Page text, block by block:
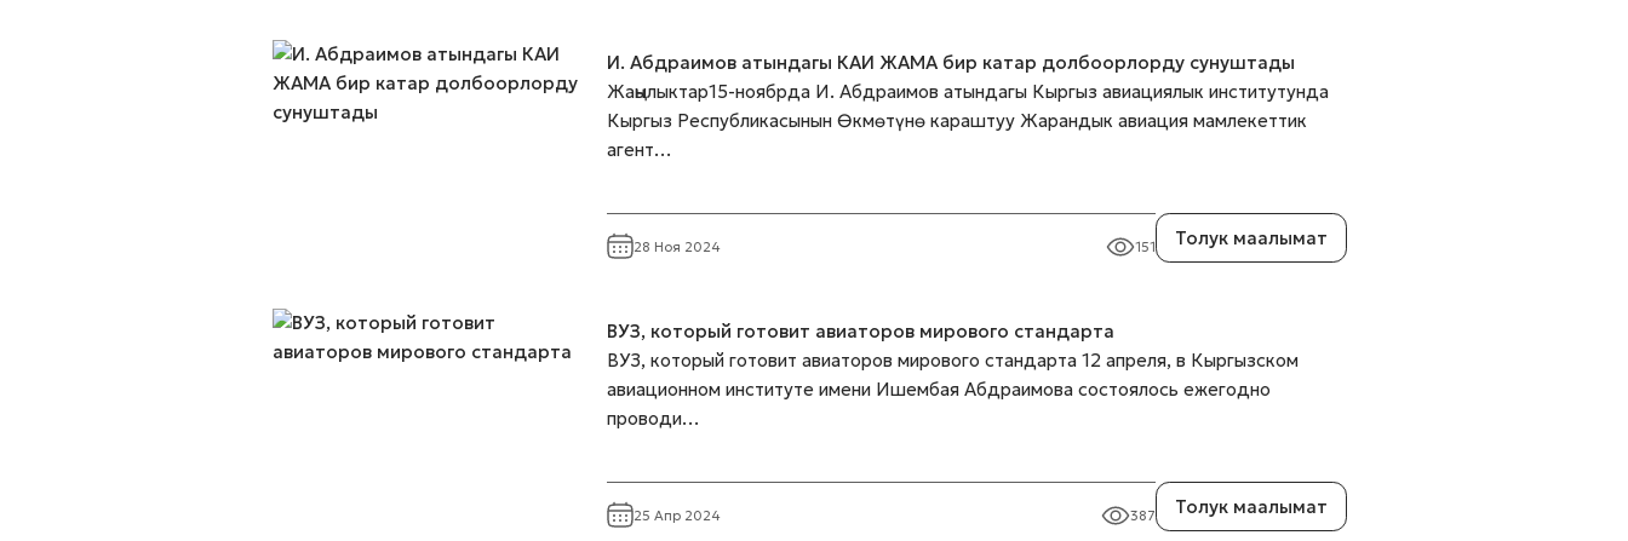
И. Абдраимов атындагы КАИ ЖАМА бир катар долбоорлорду сунуштады
Жаңылыктар15-ноябрда И. Абдраимов атындагы Кыргыз авиациялык институтунда
Кыргыз Республикасынын Өкмөтүнө караштуу Жарандык авиация мамлекеттик
агент…
28 Ноя 2024 151 Толук маалымат
ВУЗ, который готовит авиаторов мирового стандарта
ВУЗ, который готовит авиаторов мирового стандарта 12 апреля, в Кыргызском
авиационном институте имени Ишембая Абдраимова состоялось ежегодно
проводи…
25 Апр 2024 387 Толук маалымат